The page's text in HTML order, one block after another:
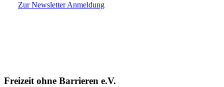
Zur Newsletter Anmeldung
Freizeit ohne Barrieren e.V.